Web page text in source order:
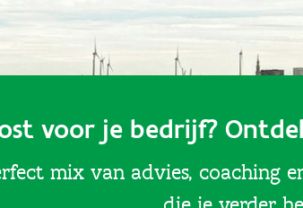
voor je bedrijf?
mix van advies, coaching